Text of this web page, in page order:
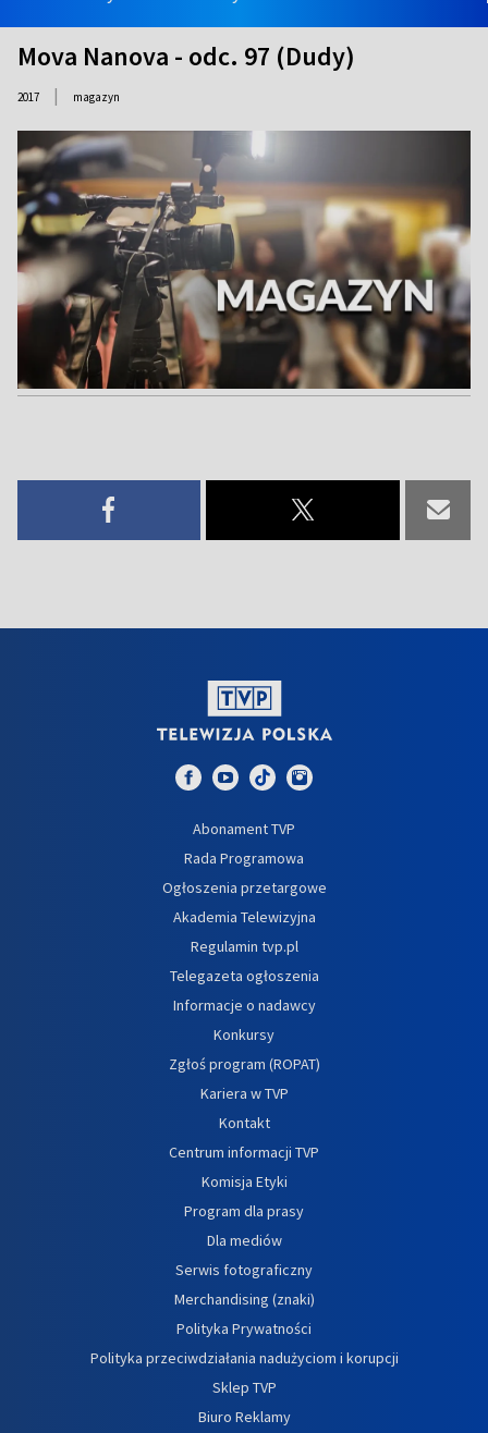
Mova Nanova - odc. 97 (Dudy)
2017 | magazyn
Abonament TVP
Rada Programowa
Ogłoszenia przetargowe
Akademia Telewizyjna
Regulamin tvp.pl
Telegazeta ogłoszenia
Informacje o nadawcy
Konkursy
Zgłoś program (ROPAT)
Kariera w TVP
Kontakt
Centrum informacji TVP
Komisja Etyki
Program dla prasy
Dla mediów
Serwis fotograficzny
Merchandising (znaki)
Polityka Prywatności
Polityka przeciwdziałania nadużyciom i korupcji
Sklep TVP
Biuro Reklamy